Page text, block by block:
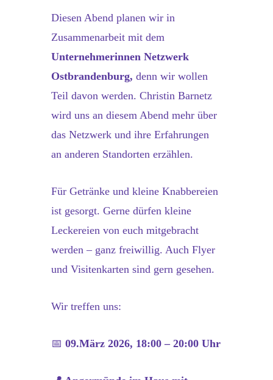
Diesen Abend planen wir in
Zusammenarbeit mit dem
Unternehmerinnen Netzwerk
Ostbrandenburg, denn wir wollen
Teil davon werden. Christin Barnetz
wird uns an diesem Abend mehr über
das Netzwerk und ihre Erfahrungen
an anderen Standorten erzählen.
Für Getränke und kleine Knabbereien
ist gesorgt. Gerne dürfen kleine
Leckereien von euch mitgebracht
werden – ganz freiwillig. Auch Flyer
und Visitenkarten sind gern gesehen.
Wir treffen uns:
📅 09.März 2026, 18:00 – 20:00 Uhr